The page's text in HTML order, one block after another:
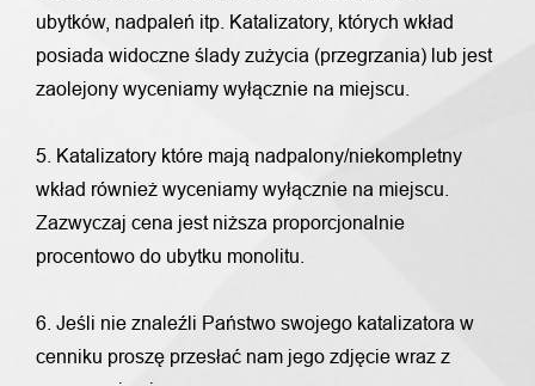
ubytków, nadpaleń itp. Katalizatory, których wkład
posiada widoczne ślady zużycia (przegrzania) lub jest
zaolejony wyceniamy wyłącznie na miejscu.
5. Katalizatory które mają nadpalony/niekompletny
wkład również wyceniamy wyłącznie na miejscu.
Zazwyczaj cena jest niższa proporcjonalnie
procentowo do ubytku monolitu.
6. Jeśli nie znaleźli Państwo swojego katalizatora w
cenniku proszę przesłać nam jego zdjęcie wraz z